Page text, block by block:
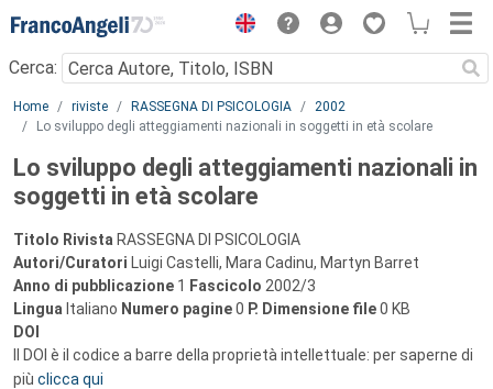
Menu
Cerca:
Main content
Home riviste RASSEGNA DI PSICOLOGIA
2002
Lo sviluppo degli atteggiamenti nazionali in soggetti in età scolare
Lo sviluppo degli atteggiamenti nazionali in
soggetti in età scolare
Titolo Rivista RASSEGNA DI PSICOLOGIA
Autori/Curatori Luigi Castelli, Mara Cadinu, Martyn Barret
Anno di pubblicazione 1 Fascicolo 2002/3
Lingua Italiano Numero pagine0 P. Dimensione file0 KB
DOI
Il DOI è il codice a barre della proprietà intellettuale: per saperne di
più clicca qui